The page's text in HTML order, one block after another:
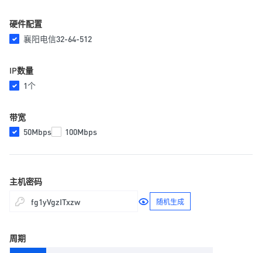
硬件配置
襄阳电信32-64-512
IP数量
1个
带宽
50Mbps
100Mbps
主机密码
随机生成
周期